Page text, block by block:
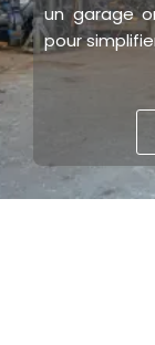
un garage
pour